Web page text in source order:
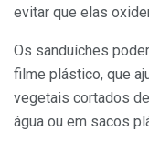
evitar que elas
Os sanduíches
filme plástico, que
vegetais cortados
água ou em sacos